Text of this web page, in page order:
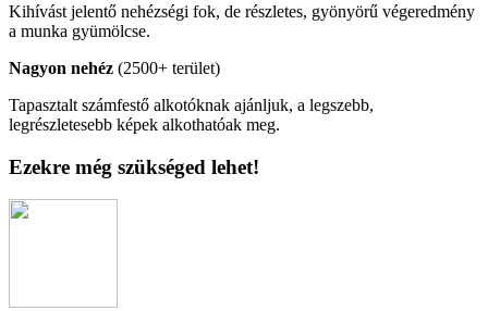
Kihívást jelentő nehézségi fok, de részletes, gyönyörű végeredmény
a munka gyümölcse.
Nagyon nehéz (2500+ terület)
Tapasztalt számfestő alkotóknak ajánljuk, a legszebb,
legrészletesebb képek alkothatóak meg.
Ezekre még szükséged lehet!